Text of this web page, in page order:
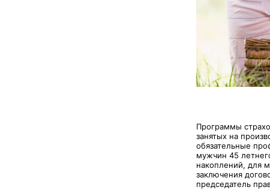
Программы
занятых на
обязательные
мужчин 45
накоплений, для
заключения
председатель